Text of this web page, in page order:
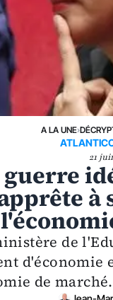
A LA UNE›
21
guerre
de
d'économie
de marché.